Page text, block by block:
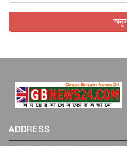
আন্তর্জাতিক
ADDRESS